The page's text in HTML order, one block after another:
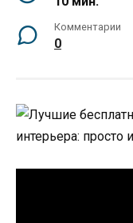
Комментарии
0